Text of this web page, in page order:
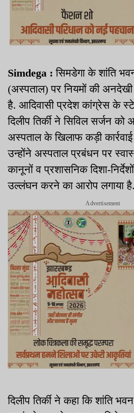
Simdega : सिमडेगा के शांति
(अस्पताल) पर नियमों की
है. आदिवासी प्रदेश कांग्रेस के
दिलीप तिर्की ने सिविल सर्जन
अस्पताल के खिलाफ कड़ी
उन्होंने अस्पताल प्रबंधन पर
कानूनों व प्रशासनिक दिशा-
उल्लंघन करने का आरोप लगाया है.
Advertisement
दिलीप तिर्की ने कहा कि शांति